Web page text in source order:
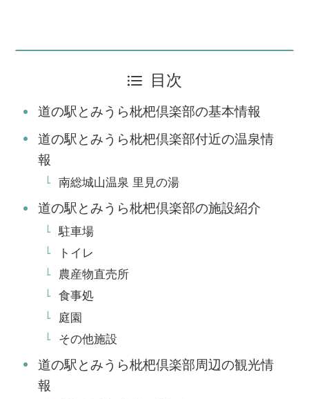
目次
道の駅とみうら枇杷倶楽部の基本情報
道の駅とみうら枇杷倶楽部付近の温泉情
報
南総城山温泉 里見の湯
道の駅とみうら枇杷倶楽部の施設紹介
駐車場
トイレ
農産物直売所
食事処
庭園
その他施設
道の駅とみうら枇杷倶楽部周辺の観光情
報